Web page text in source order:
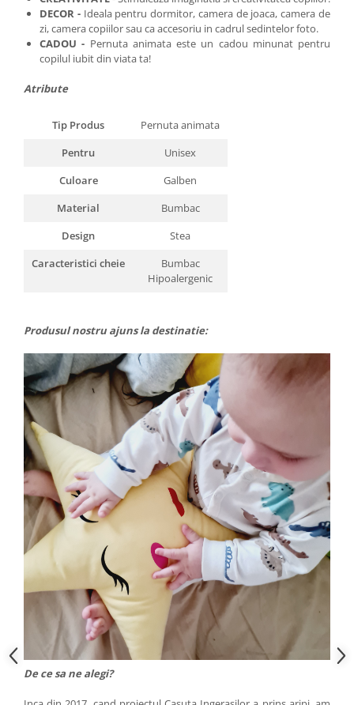
DECOR - Ideala pentru dormitor, camera de joaca, camera de
zi, camera copiilor sau ca accesoriu in cadrul sedintelor foto.
CADOU - Pernuta animata este un cadou minunat pentru
copilul iubit din viata ta!
Atribute
Tip Produs
Pernuta animata
Pentru
Unisex
Culoare
Galben
Material
Bumbac
Design
Stea
Caracteristici cheie
Bumbac
Hipoalergenic
Produsul nostru ajuns la destinatie:
De ce sa ne alegi?